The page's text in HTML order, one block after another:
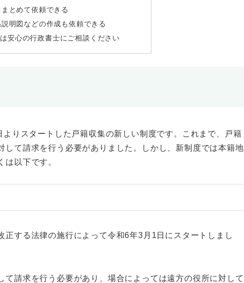
とめて依頼できる
明図などの作成も依頼できる
安心の行政書士にご相談ください
りスタートした戸籍収集の新しい制度です。これまで、戸籍
して請求を行う必要がありました。しかし、新制度では本籍地
は以下です。
正する法律の施行によって令和6年3月1日にスタートしまし
て請求を行う必要があり、場合によっては遠方の役所に対して